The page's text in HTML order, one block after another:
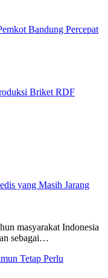
Bandung Percepat
Briket RDF
yang Masih Jarang
masyarakat Indonesia
sebagai…
Tetap Perlu